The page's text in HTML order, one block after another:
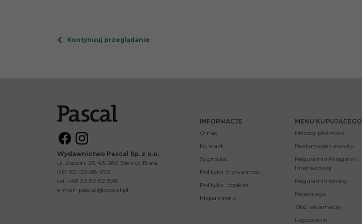
Kontynuuj przeglądanie
Wydawnictwo Pascal Sp. z o.o.
ul. Zapora 25, 43-382 Bielsko-Biała
NIP 521-29-68-973
tel. +48 33 82 82 828
e-mail: pascal@pascal.pl
INFORMACJE
O nas
Kontakt
Sygnaliści
Polityka prywatności
Polityka „cookies”
Mapa strony
MENU KUPUJĄCEGO
Metody płatności
Reklamacje i zwroty
Regulamin Księgarni
Internetowej
Regulamin strony
Rejestracja
Złóż reklamację
Logowanie